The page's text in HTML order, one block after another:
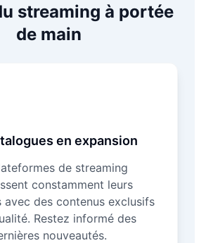
streaming à portée
de main
en expansion
de streaming
constamment leurs
avec des contenus exclusifs
Restez informé des
nouveautés.